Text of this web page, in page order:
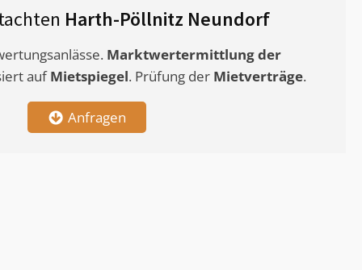
Harth-Pöllnitz Neundorf
Marktwertermittlungder
aufMietspiegel. Prüfung der Mietverträge.
Anfragen